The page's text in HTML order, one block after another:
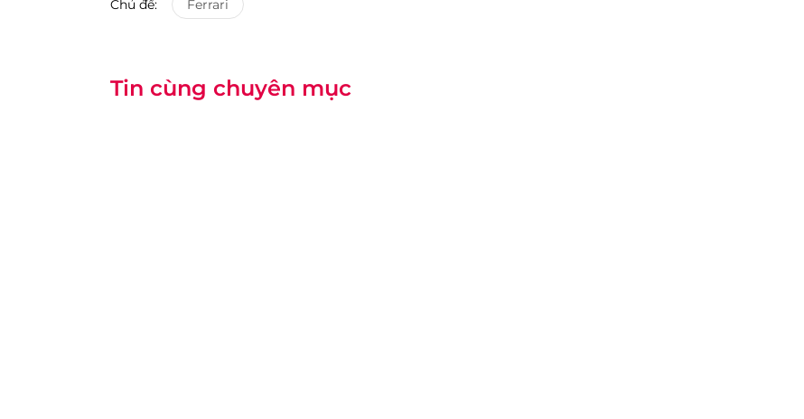
Chủ đề: Ferrari
Tin cùng chuyên mục